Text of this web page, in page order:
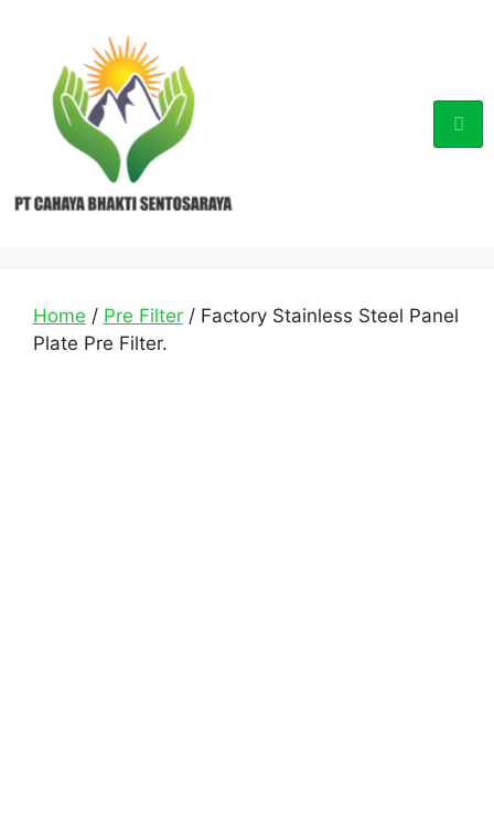
Home / Pre Filter / Factory Stainless Steel Panel
Plate Pre Filter.